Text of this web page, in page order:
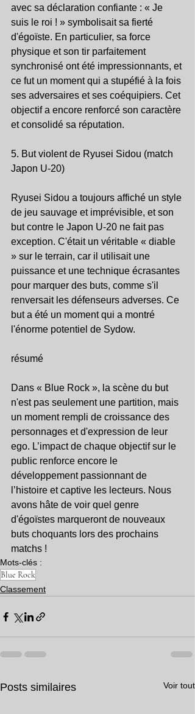
avec sa déclaration confiante : « Je
suis le roi ! » symbolisait sa fierté
d'égoïste. En particulier, sa force
physique et son tir parfaitement
synchronisé ont été impressionnants, et
ce fut un moment qui a stupéfié à la fois
ses adversaires et ses coéquipiers. Cet
objectif a encore renforcé son caractère
et consolidé sa réputation.
5. But violent de Ryusei Sidou (match
Japon U-20)
Ryusei Sidou a toujours affiché un style
de jeu sauvage et imprévisible, et son
but contre le Japon U-20 ne fait pas
exception. C'était un véritable « diable
» sur le terrain, car il utilisait une
puissance et une technique écrasantes
pour marquer des buts, comme s'il
renversait les défenseurs adverses. Ce
but a été un moment qui a montré
l'énorme potentiel de Sydow.
résumé
Dans « Blue Rock », la scène du but
n'est pas seulement une partition, mais
un moment rempli de croissance des
personnages et d'expression de leur
ego. L’impact de chaque objectif sur le
public renforce encore le
développement passionnant de
l’histoire et captive les lecteurs. Nous
avons hâte de voir quel genre
d'égoïstes marqueront de nouveaux
buts choquants lors des prochains
matchs !
Mots-clés :
Blue Rock
Classement
Posts similaires Voir tout